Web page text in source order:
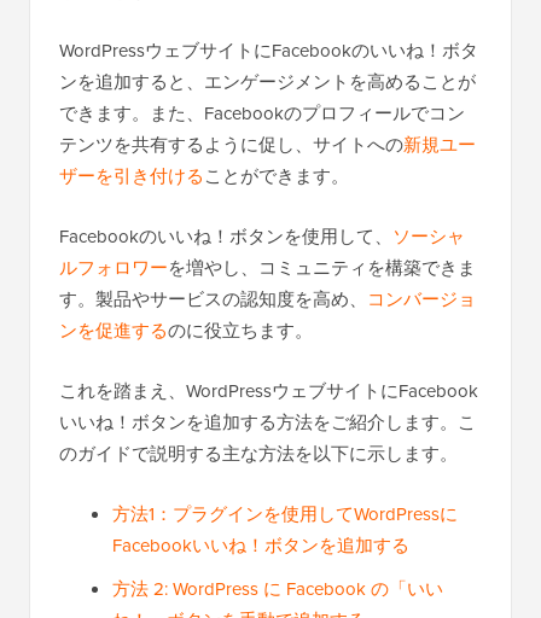
WordPressウェブサイトにFacebookのいいね！ボタ
ンを追加すると、エンゲージメントを高めることが
できます。また、Facebookのプロフィールでコン
テンツを共有するように促し、サイトへの新規ユー
ザーを引き付けることができます。
Facebookのいいね！ボタンを使用して、 ソーシャ
ルフォロワーを増やし、コミュニティを構築できま
す。製品やサービスの認知度を高め、 コンバージョ
ンを促進するのに役立ちます。
これを踏まえ、WordPressウェブサイトにFacebook
いいね！ボタンを追加する方法をご紹介します。こ
のガイドで説明する主な方法を以下に示します。
方法1：プラグインを使用してWordPressに
Facebookいいね！ボタンを追加する
方法 2: WordPress に Facebook の「いい